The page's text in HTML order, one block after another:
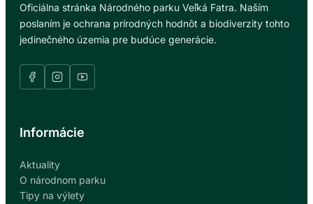
Oficiálna stránka Národného parku Veľká Fatra. Naším
poslaním je ochrana prírodných hodnôt a biodiverzity tohto
jedinečného územia pre budúce generácie.
Informácie
Aktuality
O národnom parku
Tipy na výlety